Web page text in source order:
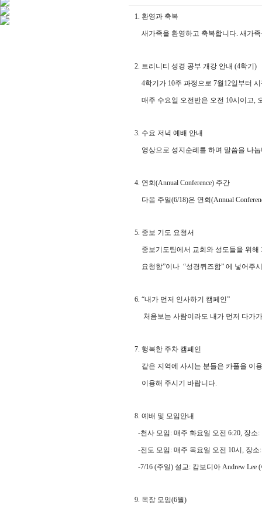
1. 환영과 축복
새가족을 환영하고 축복합니다. 새가
2. 트리니티 성경 공부 개강 안내 (4학기)
4학기가 10주 과정으로 7월12일부터
매주 수요일 오전반은 오전 10시이고,
3. 수요 저녁 예배 안내
영상으로 성지순례를 하며 말씀을 나
4. 연회(Annual Conference) 주간
다음 주일(6/18)은 연회(Annual
5. 중보 기도 요청서
중보기도팀에서 교회와 성도들을 위해
요청함”이나 “성경퀴즈함” 에 넣어주
6. “내가 먼저 인사하기 캠페인”
처음보는 사람이라도 내가 먼저 다가
7. 행복한 주차 캠페인
같은 지역에 사시는 분들은 카풀을 이
이용해 주시기 바랍니다.
8. 예배 및 모임안내
-천사 모임: 매주 화요일 오전 6:20, 장소
-전도 모임: 매주 목요일 오전 10시, 장소
-7/16 (주일) 설교: 캄보디아 Andrew Lee
9. 목장 모임(6월)